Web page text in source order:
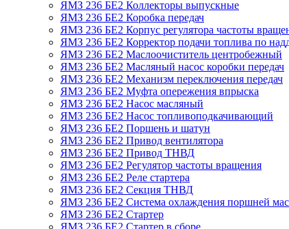
ЯМЗ 236 БЕ2 Коллекторы выпускные
ЯМЗ 236 БЕ2 Коробка передач
ЯМЗ 236 БЕ2 Корпус регулятора частоты
ЯМЗ 236 БЕ2 Корректор подачи топлива по
ЯМЗ 236 БЕ2 Маслоочиститель центробежный
ЯМЗ 236 БЕ2 Масляный насос коробки передач
ЯМЗ 236 БЕ2 Механизм переключения передач
ЯМЗ 236 БЕ2 Муфта опережения впрыска
ЯМЗ 236 БЕ2 Насос масляный
ЯМЗ 236 БЕ2 Насос топливоподкачивающий
ЯМЗ 236 БЕ2 Поршень и шатун
ЯМЗ 236 БЕ2 Привод вентилятора
ЯМЗ 236 БЕ2 Привод ТНВД
ЯМЗ 236 БЕ2 Регулятор частоты вращения
ЯМЗ 236 БЕ2 Реле стартера
ЯМЗ 236 БЕ2 Секция ТНВД
ЯМЗ 236 БЕ2 Система охлаждения поршней
ЯМЗ 236 БЕ2 Стартер
ЯМЗ 236 БЕ2 Стартер в сборе